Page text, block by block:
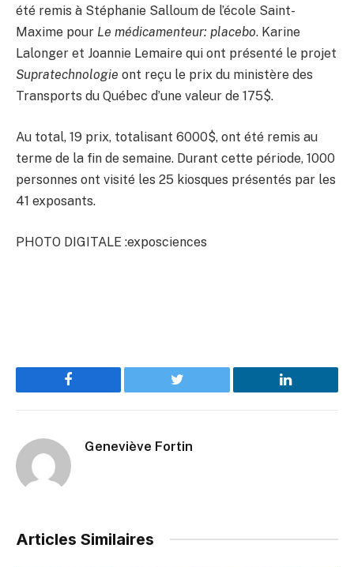
été remis à Stéphanie Salloum de l’école Saint-
Maxime pour Le médicamenteur: placebo. Karine
Lalonger et Joannie Lemaire qui ont présenté le projet
Supratechnologie ont reçu le prix du ministère des
Transports du Québec d’une valeur de 175$.
Au total, 19 prix, totalisant 6000$, ont été remis au
terme de la fin de semaine. Durant cette période, 1000
personnes ont visité les 25 kiosques présentés par les
41 exposants.
PHOTO DIGITALE :exposciences
Facebook Twitter LinkedIn
Geneviève Fortin
Articles Similaires